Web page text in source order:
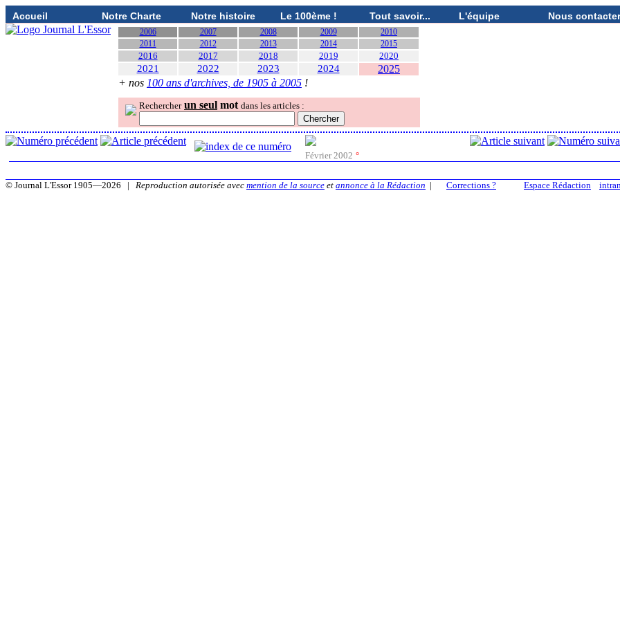
Accueil Notre Charte Notre histoire Le 100ème ! Tout savoir... L'équipe Nous contacter
2006 2007 2008 2009
2010
2011
2012 2013 2014 2015
2016 2017 2018 2019 2020
2021 2022 2023 2024
2025
+ nos 100 ans d'archives, de 1905 à 2005 !
Rechercher un seul mot dans les articles :
Février 2002 °
Espace Rédaction
© Journal L'Essor 1905—2026 | Reproduction autorisée avec mention de la source et annonce à la Rédaction | Corrections ?